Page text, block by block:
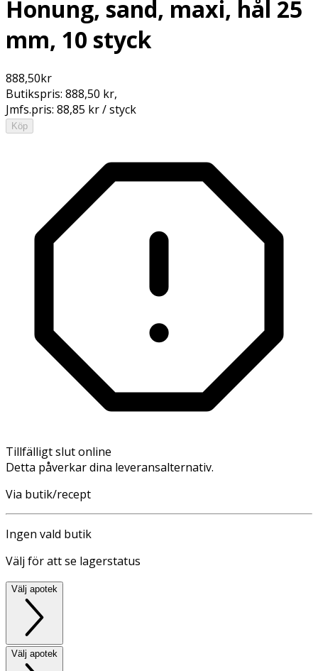
Honung, sand, maxi, hål 25
mm, 10 styck
888,50kr
Butikspris: 888,50 kr,
Jmfs.pris: 88,85 kr / styck
Köp
Tillfälligt slut online
Detta påverkar dina leveransalternativ.
Via butik/recept
Ingen vald butik
Välj för att se lagerstatus
Välj apotek
Välj apotek